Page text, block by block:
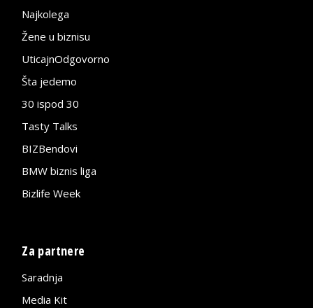
Najkolega
Žene u biznisu
UticajnOdgovorno
Šta jedemo
30 ispod 30
Tasty Talks
BIZBendovi
BMW biznis liga
Bizlife Week
Za partnere
Saradnja
Media Kit